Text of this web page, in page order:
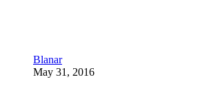
Blanar
May 31, 2016